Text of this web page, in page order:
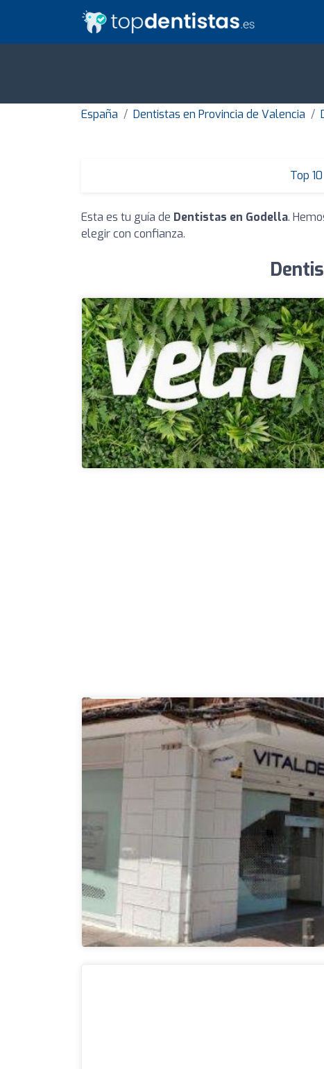
España Dentistas en Provincia de Valencia
Top 10
Esta es tu guía de Dentistas en Godella.
elegir con confianza.